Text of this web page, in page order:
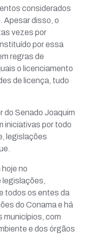
considerados
Apesar disso, o
vezes por
por essa
regras de
o licenciamento
de licença, tudo
do Senado Joaquim
iniciativas por todo
legislações
no
legislações,
todos os entes da
do Conama e há
municípios, com
e dos órgãos